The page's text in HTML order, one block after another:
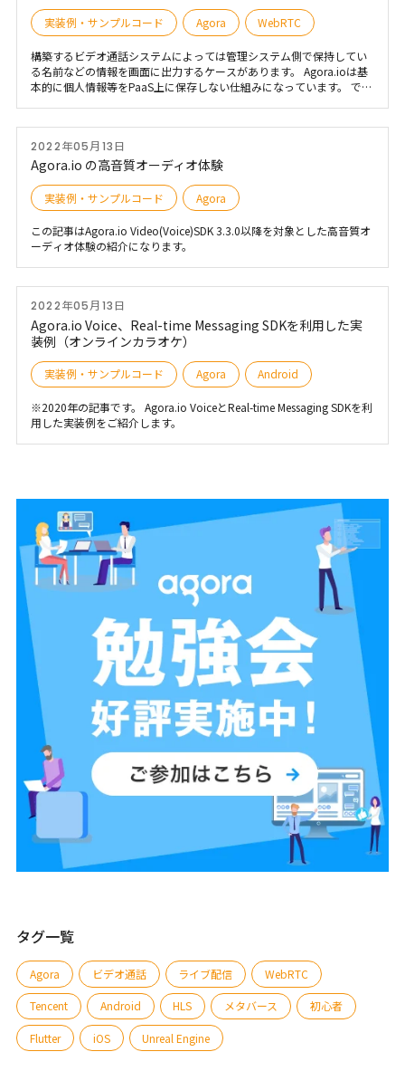
実装例・サンプルコード Agora WebRTC
構築するビデオ通話システムによっては管理システム側で保持してい
る名前などの情報を画面に出力するケースがあります。 Agora.ioは基
本的に個人情報等をPaaS上に保存しない仕組みになっています。 で
2022年05月13日
Agora.io の高音質オーディオ体験
実装例・サンプルコード Agora
この記事はAgora.io Video(Voice)SDK 3.3.0以降を対象とした高音質オ
ーディオ体験の紹介になります。
2022年05月13日
Agora.io Voice、Real-time Messaging SDKを利用した実
装例（オンラインカラオケ）
実装例・サンプルコード Agora Android
※2020年の記事です。 Agora.io VoiceとReal-time Messaging SDKを利
用した実装例をご紹介します。
タグ一覧
Agora ビデオ通話 ライブ配信 WebRTC
Tencent Android HLS メタバース 初心者
Flutter iOS Unreal Engine